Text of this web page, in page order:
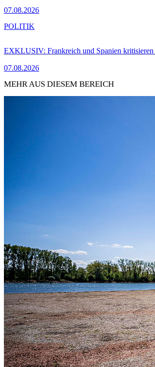
07.08.2026
EXKLUSIV: Frankreich und Spanien
07.08.2026
POLITIK
MEHR AUS DIESEM BEREICH